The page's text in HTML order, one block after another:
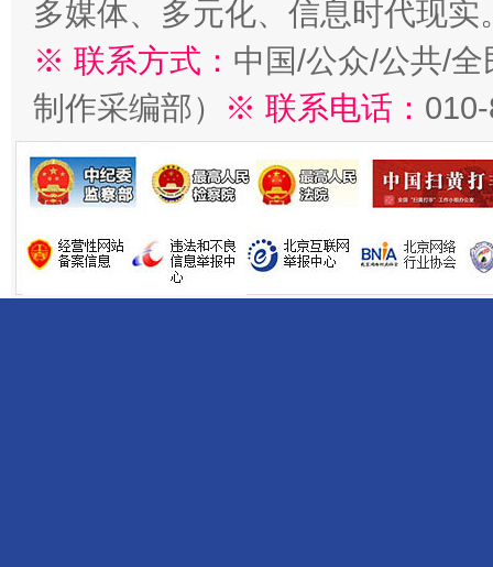
多媒体、多元化、信息时代现实
※ 联系方式： 中国/公众/公共/
制作采编部）
※ 联系电话：